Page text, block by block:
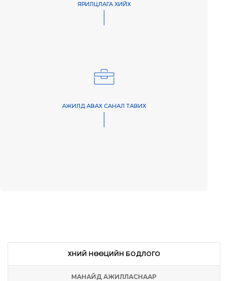
ЯРИЛЦЛАГА ХИЙХ
АЖИЛД АВАХ САНАЛ ТАВИХ
ХҮНИЙ НӨӨЦИЙН БОДЛОГО
МАНАЙД АЖИЛЛАСНААР